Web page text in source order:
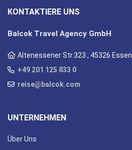
KONTAKTIERE UNS
Balcok Travel Agency GmbH
Altenessener Str.323 , 45326 Essen
+49 201 125 833 0
reise@balcok.com
UNTERNEHMEN
Über Uns